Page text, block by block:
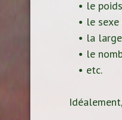
• le
• le sexe
• la
• le
• etc.